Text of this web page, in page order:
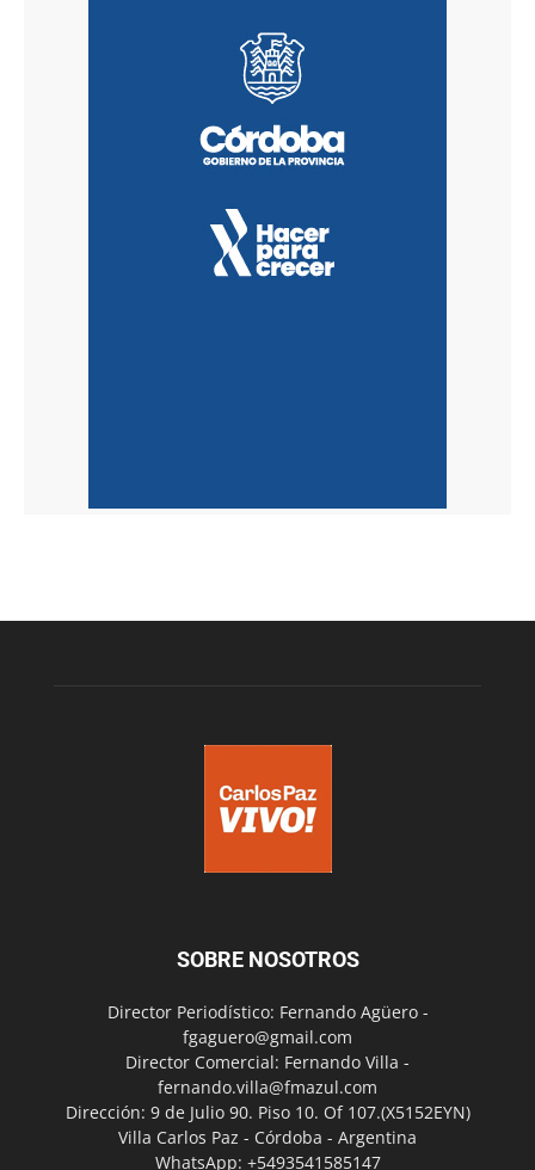
SOBRE NOSOTROS
Director Periodístico: Fernando Agüero -
fgaguero@gmail.com
Director Comercial: Fernando Villa -
fernando.villa@fmazul.com
Dirección: 9 de Julio 90. Piso 10. Of 107.(X5152EYN)
Villa Carlos Paz - Córdoba - Argentina
WhatsApp: +5493541585147